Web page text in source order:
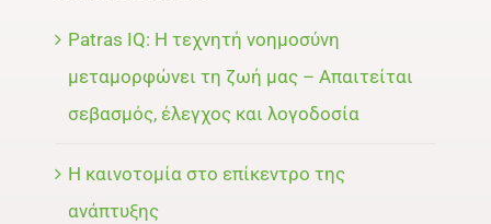
Patras IQ: Η τεχνητή νοημοσύνη
μεταμορφώνει τη ζωή μας – Απαιτείται
σεβασμός, έλεγχος και λογοδοσία
Η καινοτομία στο επίκεντρο της
ανάπτυξης